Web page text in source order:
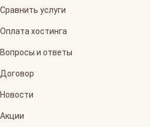
Сравнить услуги
Оплата хостинга
Вопросы и ответы
Договор
Новости
Акции